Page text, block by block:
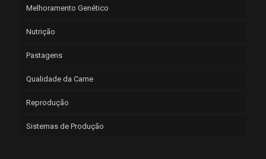
Melhoramento Genético
Nutrição
Pastagens
Qualidade da Carne
Reprodução
Sistemas de Produção